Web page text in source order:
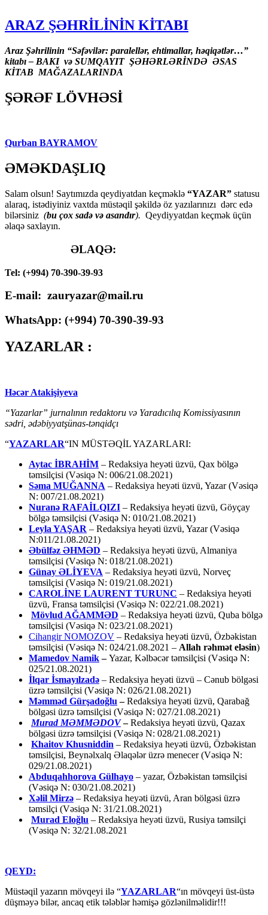
ARAZ ŞƏHRİLİNİN KİTABI
Araz Şəhrilinin “Səfəvilər: paralellər, ehtimallar, həqiqətlər…”
kitabı – BAKI və SUMQAYIT ŞƏHƏRLƏRİNDƏ ƏSAS
KİTAB MAĞAZALARINDA
ŞƏRƏF LÖVHƏSİ
Qurban BAYRAMOV
ƏMƏKDAŞLIQ
Salam olsun! Saytımızda qeydiyatdan keçməklə “YAZAR” statusu
alaraq, istədiyiniz vaxtda müstəqil şəkildə öz yazılarınızı dərc edə
bilərsiniz (bu çox sadə və asandır). Qeydiyyatdan keçmək üçün
əlaqə saxlayın.
ƏLAQƏ:
Tel: (+994) 70-390-39-93
E-mail: zauryazar@mail.ru
WhatsApp: (+994) 70-390-39-93
YAZARLAR :
Həcər Atakişiyeva
“Yazarlar” jurnalının redaktoru və Yaradıcılıq Komissiyasının
sədri, ədəbiyyatşünas-tənqidçı
“YAZARLAR“IN MÜSTƏQİL YAZARLARI:
Aytac İBRAHİM – Redaksiya heyəti üzvü, Qax bölgə
təmsilçisi (Vəsiqə N: 006/21.08.2021)
Səma MUĞANNA – Redaksiya heyəti üzvü, Yazar (Vəsiqə
N: 007/21.08.2021)
Nuranə RAFAİLQIZI – Redaksiya heyəti üzvü, Göyçay
bölgə təmsilçisi (Vəsiqə N: 010/21.08.2021)
Leyla YAŞAR – Redaksiya heyəti üzvü, Yazar (Vəsiqə
N:011/21.08.2021)
Əbülfəz ƏHMƏD – Redaksiya heyəti üzvü, Almaniya
təmsilçisi (Vəsiqə N: 018/21.08.2021)
Günay ƏLİYEVA – Redaksiya heyəti üzvü, Norveç
təmsilçisi (Vəsiqə N: 019/21.08.2021)
CAROLİNE LAURENT TURUNC – Redaksiya heyəti
üzvü, Fransa təmsilçisi (Vəsiqə N: 022/21.08.2021)
Mövlud AĞAMMƏD – Redaksiya heyəti üzvü, Quba bölgə
təmsilçisi (Vəsiqə N: 023/21.08.2021)
Cihangir NOMOZOV – Redaksiya heyəti üzvü, Özbəkistan
təmsilçisi (Vəsiqə N: 024/21.08.2021 – Allah rəhmət eləsin)
Mamedov Namik–Yazar, Kəlbəcər təmsilçisi (Vəsiqə N:
025/21.08.2021)
İlqar İsmayılzadə – Redaksiya heyəti üzvü – Cənub bölgəsi
üzrə təmsilçisi (Vəsiqə N: 026/21.08.2021)
Məmməd Gürşadoğlu –Redaksiya heyəti üzvü, Qarabağ
bölgəsi üzrə təmsilçisi (Vəsiqə N: 027/21.08.2021)
Murad MƏMMƏDOV –Redaksiya heyəti üzvü, Qazax
bölgəsi üzrə təmsilçisi (Vəsiqə N: 028/21.08.2021)
Khaitov Khusniddin – Redaksiya heyəti üzvü, Özbəkistan
təmsilçisi, Beynəlxalq Əlaqələr üzrə menecer (Vəsiqə N:
029/21.08.2021)
Abduqahhorova Gülhayo – yazar, Özbəkistan təmsilçisi
(Vəsiqə N: 030/21.08.2021)
Xəlil Mirzə – Redaksiya heyəti üzvü, Aran bölgəsi üzrə
təmsilçi (Vəsiqə N: 31/21.08.2021)
Murad Eloğlu – Redaksiya heyəti üzvü, Rusiya təmsilçi
(Vəsiqə N: 32/21.08.2021
QEYD:
Müstəqil yazarın mövqeyi ilə “YAZARLAR“ın mövqeyi üst-üstə
düşməyə bilər, ancaq etik tələblər həmişə gözlənilməlidir!!!